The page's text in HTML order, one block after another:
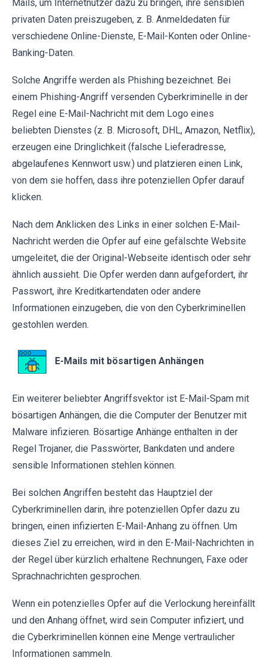
Mails, um Internetnutzer dazu zu bringen, ihre sensiblen
privaten Daten preiszugeben, z. B. Anmeldedaten für
verschiedene Online-Dienste, E-Mail-Konten oder Online-
Banking-Daten.
Solche Angriffe werden als Phishing bezeichnet. Bei
einem Phishing-Angriff versenden Cyberkriminelle in der
Regel eine E-Mail-Nachricht mit dem Logo eines
beliebten Dienstes (z. B. Microsoft, DHL, Amazon, Netflix),
erzeugen eine Dringlichkeit (falsche Lieferadresse,
abgelaufenes Kennwort usw.) und platzieren einen Link,
von dem sie hoffen, dass ihre potenziellen Opfer darauf
klicken.
Nach dem Anklicken des Links in einer solchen E-Mail-
Nachricht werden die Opfer auf eine gefälschte Website
umgeleitet, die der Original-Webseite identisch oder sehr
ähnlich aussieht. Die Opfer werden dann aufgefordert, ihr
Passwort, ihre Kreditkartendaten oder andere
Informationen einzugeben, die von den Cyberkriminellen
gestohlen werden.
E-Mails mit bösartigen Anhängen
Ein weiterer beliebter Angriffsvektor ist E-Mail-Spam mit
bösartigen Anhängen, die die Computer der Benutzer mit
Malware infizieren. Bösartige Anhänge enthalten in der
Regel Trojaner, die Passwörter, Bankdaten und andere
sensible Informationen stehlen können.
Bei solchen Angriffen besteht das Hauptziel der
Cyberkriminellen darin, ihre potenziellen Opfer dazu zu
bringen, einen infizierten E-Mail-Anhang zu öffnen. Um
dieses Ziel zu erreichen, wird in den E-Mail-Nachrichten in
der Regel über kürzlich erhaltene Rechnungen, Faxe oder
Sprachnachrichten gesprochen.
Wenn ein potenzielles Opfer auf die Verlockung hereinfällt
und den Anhang öffnet, wird sein Computer infiziert, und
die Cyberkriminellen können eine Menge vertraulicher
Informationen sammeln.